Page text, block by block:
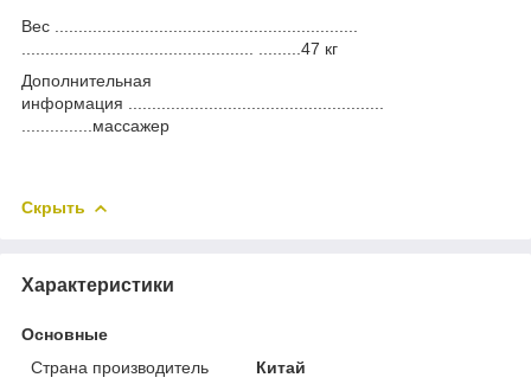
Вес ................................................................
................................................. .........47 кг
Дополнительная
информация ......................................................
...............массажер
Скрыть
Характеристики
Основные
Страна производитель
Китай